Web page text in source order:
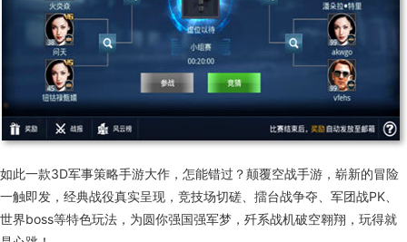
如此一款3D军事策略手游大作，怎能错过？颠覆空战手游，崭新的冒险
一触即发，经典战役真实呈现，竞技场切磋、擂台战争夺、军团战PK、
世界boss等特色玩法，为圆你强国强军梦，歼系战机破空翱翔，玩得就